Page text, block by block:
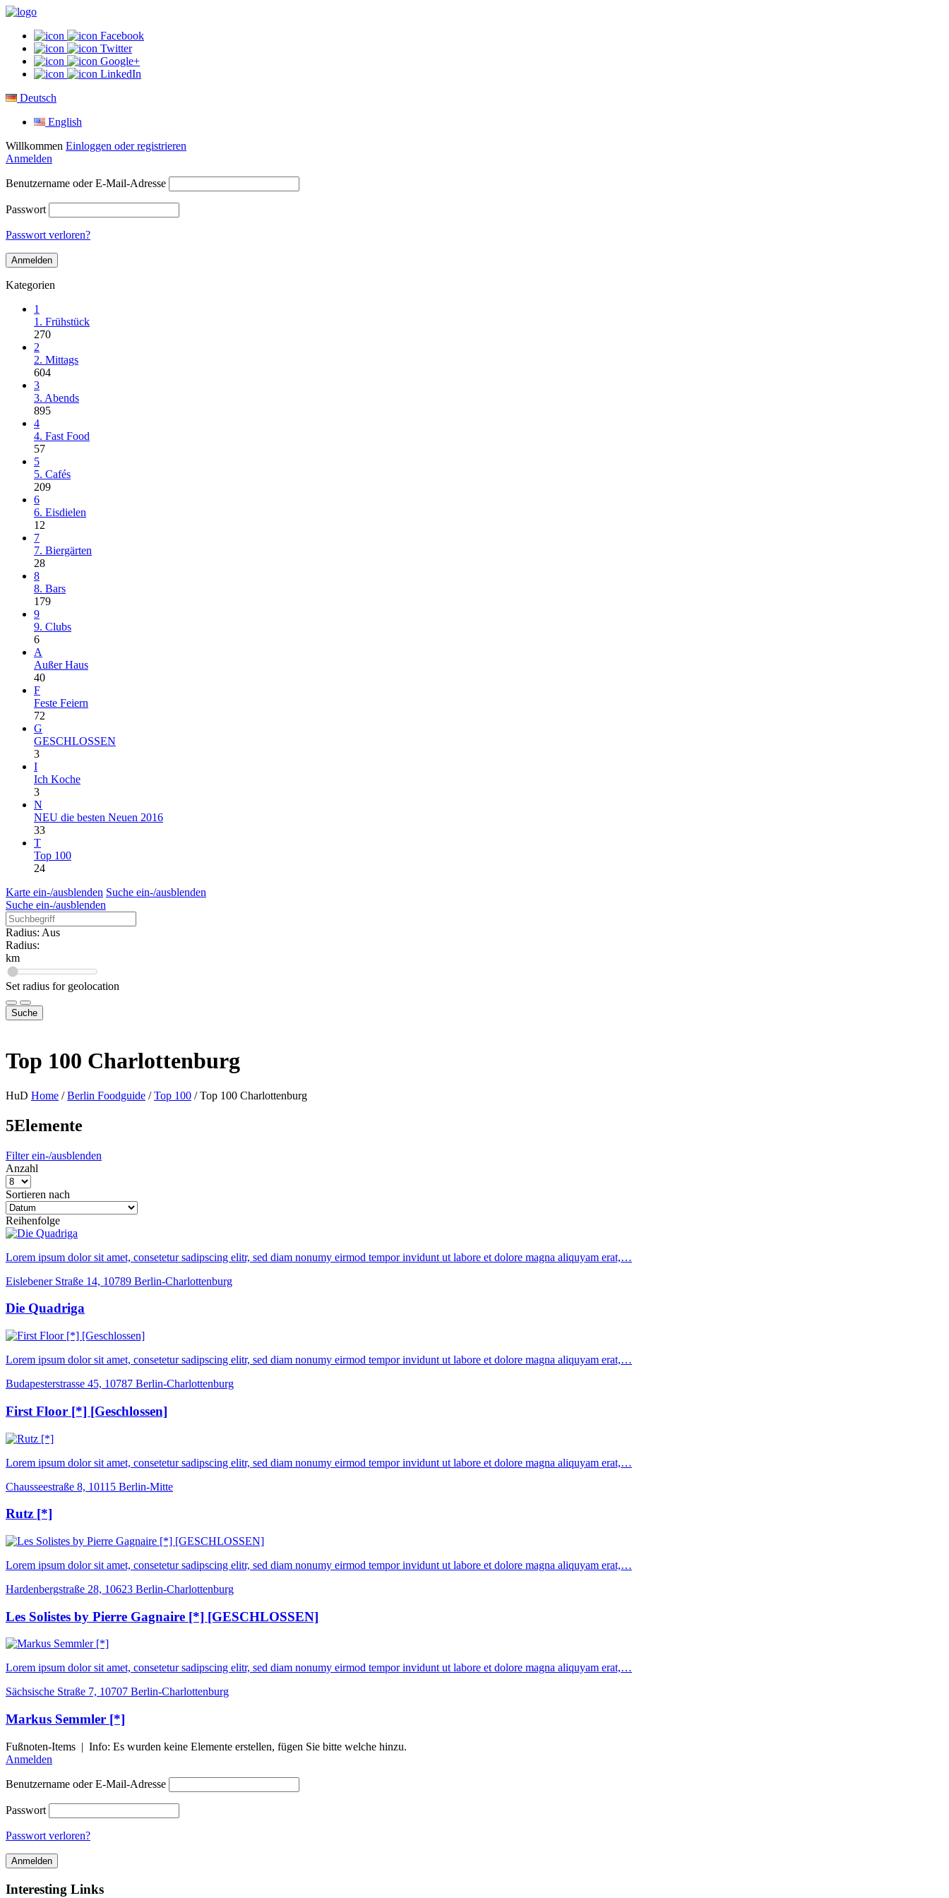
Facebook
Twitter
Google+
LinkedIn
Deutsch
English
Willkommen Einloggen oder registrieren
Anmelden
Benutzername oder E-Mail-Adresse
Passwort
Passwort verloren?
Kategorien
1
1. Frühstück
270
2
2. Mittags
604
3
3. Abends
895
4
4. Fast Food
57
5
5. Cafés
209
6
6. Eisdielen
12
7
7. Biergärten
28
8
8. Bars
179
9
9. Clubs
6
A
Außer Haus
40
F
Feste Feiern
72
G
GESCHLOSSEN
3
I
Ich Koche
3
N
NEU die besten Neuen 2016
33
T
Top 100
24
Karte ein-/ausblenden Suche ein-/ausblenden
Suche ein-/ausblenden
Radius: Aus
Radius:
km
Set radius for geolocation
Suche
Top 100 Charlottenburg
HuD Home / Berlin Foodguide / Top 100 / Top 100 Charlottenburg
5Elemente
Filter ein-/ausblenden
Anzahl
Sortieren nach
Reihenfolge
Lorem ipsum dolor sit amet, consetetur sadipscing elitr, sed diam nonumy eirmod tempor invidunt ut labore et dolore magna aliquyam erat,…
Eislebener Straße 14, 10789 Berlin-Charlottenburg
Die Quadriga
Lorem ipsum dolor sit amet, consetetur sadipscing elitr, sed diam nonumy eirmod tempor invidunt ut labore et dolore magna aliquyam erat,…
Budapesterstrasse 45, 10787 Berlin-Charlottenburg
First Floor [*] [Geschlossen]
Lorem ipsum dolor sit amet, consetetur sadipscing elitr, sed diam nonumy eirmod tempor invidunt ut labore et dolore magna aliquyam erat,…
Chausseestraße 8, 10115 Berlin-Mitte
Rutz [*]
Lorem ipsum dolor sit amet, consetetur sadipscing elitr, sed diam nonumy eirmod tempor invidunt ut labore et dolore magna aliquyam erat,…
Hardenbergstraße 28, 10623 Berlin-Charlottenburg
Les Solistes by Pierre Gagnaire [*] [GESCHLOSSEN]
Lorem ipsum dolor sit amet, consetetur sadipscing elitr, sed diam nonumy eirmod tempor invidunt ut labore et dolore magna aliquyam erat,…
Sächsische Straße 7, 10707 Berlin-Charlottenburg
Markus Semmler [*]
Fußnoten-Items | Info: Es wurden keine Elemente erstellen, fügen Sie bitte welche hinzu.
Anmelden
Benutzername oder E-Mail-Adresse
Passwort
Passwort verloren?
Interesting Links